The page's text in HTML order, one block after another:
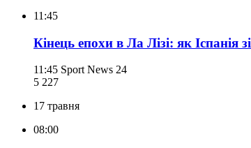
11:45
Кінець епохи в Ла Лізі: як Іспанія
11:45 Sport News 24
5 227
17 травня
08:00